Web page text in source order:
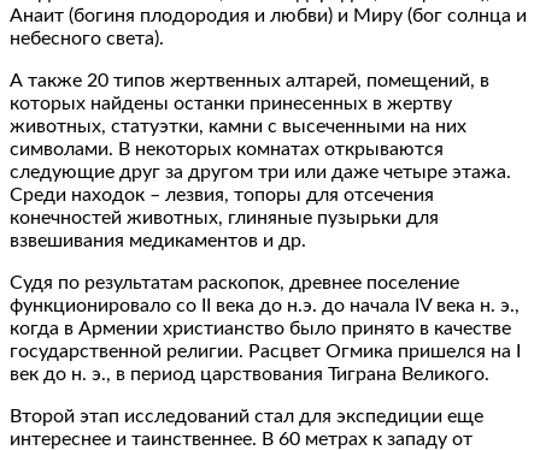
Анаит (богиня плодородия и любви) и Миру (бог солнца и
небесного света).
А также 20 типов жертвенных алтарей, помещений, в
которых найдены останки принесенных в жертву
животных, статуэтки, камни с высеченными на них
символами. В некоторых комнатах открываются
следующие друг за другом три или даже четыре этажа.
Cреди находок – лезвия, топоры для отсечения
конечностей животных, глиняные пузырьки для
взвешивания медикаментов и др.
Судя по результатам раскопок, древнее поселение
функционировало со II века до н.э. до начала IV века н. э.,
когда в Армении христианство было принято в качестве
государственной религии. Расцвет Огмика пришелся на I
век до н. э., в период царствования Тиграна Великого.
Второй этап исследований стал для экспедиции еще
интереснее и таинственнее. В 60 метрах к западу от